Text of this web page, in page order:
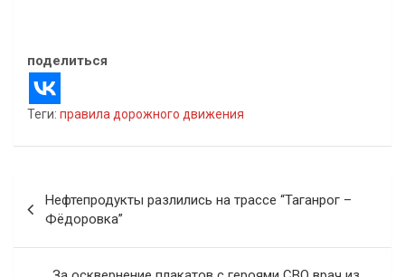
поделиться
Теги: правила дорожного движения
по
записям
Нефтепродукты разлились на трассе “Таганрог –
Фёдоровка”